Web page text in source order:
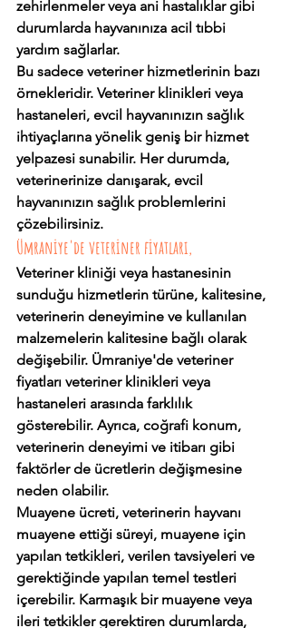
zehirlenmeler veya ani hastalıklar gibi
durumlarda hayvanınıza acil tıbbi
yardım sağlarlar.
Bu sadece veteriner hizmetlerinin bazı
örnekleridir. Veteriner klinikleri veya
hastaneleri, evcil hayvanınızın sağlık
ihtiyaçlarına yönelik geniş bir hizmet
yelpazesi sunabilir. Her durumda,
veterinerinize danışarak, evcil
hayvanınızın sağlık problemlerini
çözebilirsiniz.
Ümraniye'de veteriner fiyatları,
Veteriner kliniği veya hastanesinin
sunduğu hizmetlerin türüne, kalitesine,
veterinerin deneyimine ve kullanılan
malzemelerin kalitesine bağlı olarak
değişebilir. Ümraniye'de veteriner
fiyatları veteriner klinikleri veya
hastaneleri arasında farklılık
gösterebilir. Ayrıca, coğrafi konum,
veterinerin deneyimi ve itibarı gibi
faktörler de ücretlerin değişmesine
neden olabilir.
Muayene ücreti, veterinerin hayvanı
muayene ettiği süreyi, muayene için
yapılan tetkikleri, verilen tavsiyeleri ve
gerektiğinde yapılan temel testleri
içerebilir. Karmaşık bir muayene veya
ileri tetkikler gerektiren durumlarda,